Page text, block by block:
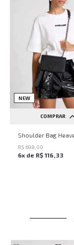
NEW
COMPRAR
UN
R$ 698 00
6x de R$ 116 33